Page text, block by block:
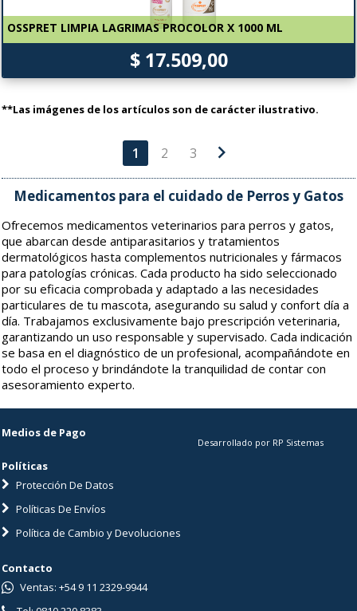
OSSPRET LIMPIA LAGRIMAS PROCOLOR X 1000 ML
$ 17.509,00
**Las imágenes de los artículos son de carácter ilustrativo.
1 2 3 chevron_right
Medicamentos para el cuidado de Perros y Gatos
Ofrecemos medicamentos veterinarios para perros y gatos,
que abarcan desde antiparasitarios y tratamientos
dermatológicos hasta complementos nutricionales y fármacos
para patologías crónicas. Cada producto ha sido seleccionado
por su eficacia comprobada y adaptado a las necesidades
particulares de tu mascota, asegurando su salud y confort día a
día. Trabajamos exclusivamente bajo prescripción veterinaria,
garantizando un uso responsable y supervisado. Cada indicación
se basa en el diagnóstico de un profesional, acompañándote en
todo el proceso y brindándote la tranquilidad de contar con
asesoramiento experto.
Medios de Pago
Políticas
Protección De Datos
Políticas De Envíos
Política de Cambio y Devoluciones
Desarrollado por RP Sistemas
Contacto
Ventas: +54 9 11 2329-9944